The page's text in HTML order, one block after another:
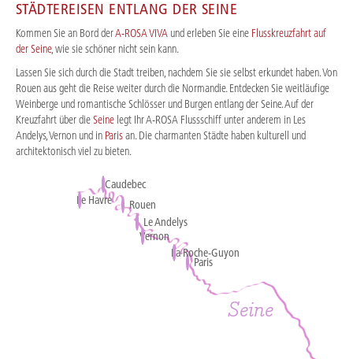
STÄDTEREISEN ENTLANG DER SEINE
Kommen Sie an Bord derA-ROSA VIVA und erleben Sie eine Flusskreuzfahrt auf
der Seine, wie sie schöner nicht sein kann.
Lassen Sie sich durch die Stadt treiben, nachdem Sie sie selbst erkundet haben. Von
Rouen aus geht die Reise weiter durch die Normandie. Entdecken Sie weitläufige
Weinberge und romantische Schlösser und Burgen entlang der Seine. Auf der
Kreuzfahrt über dieSeine legt Ihr A-ROSA Flussschiff unter anderem in Les
Andelys, Vernon und in Parisan. Die charmanten Städte haben kulturell und
architektonisch viel zu bieten.
Seine
Paris
Paris
Le Havre
Le Andelys
Rouen
Rouen
Vernon
Caudebec
La Roche-Guyon